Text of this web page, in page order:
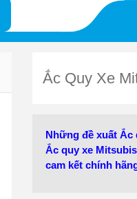
Ắc Quy Xe
Những đề xuất
Ắc quy xe
cam kết chính